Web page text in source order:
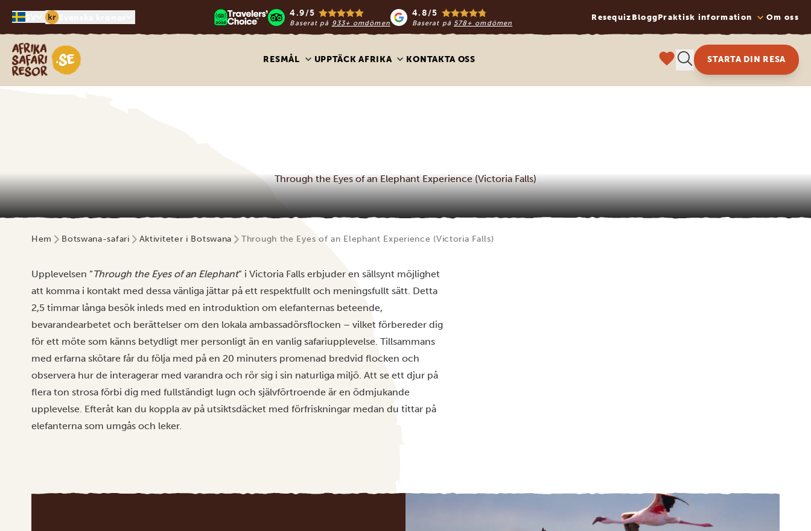
kr 4.9/5
Baserat på 933+ omdömen
4.8/5
Baserat på 578+ omdömen
Resequiz BloggPraktisk information Om oss
Safari-resor i Afrika
RESMÅL UPPTÄCK AFRIKA KONTAKTA OSS STARTA DIN RESA
Through the Eyes of an Elephant Experience (Victoria Falls)
Hem Botswana-safari Aktiviteter i Botswana Through the Eyes of an Elephant Experience (Victoria Falls)
Upplevelsen ”Through the Eyes of an Elephant” i Victoria Falls erbjuder en sällsynt möjlighet
att komma i kontakt med dessa vänliga jättar på ett respektfullt och meningsfullt sätt. Detta
2,5 timmar långa besök inleds med en introduktion om elefanternas beteende,
bevarandearbetet och berättelser om den lokala ambassadörsflocken – vilket förbereder dig
för ett möte som känns betydligt mer personligt än en vanlig safariupplevelse. Tillsammans
med erfarna skötare får du följa med på en 20 minuters promenad bredvid flocken och
observera hur de interagerar med varandra och rör sig i sin naturliga miljö. Att se ett djur på
flera ton strosa förbi dig med fullständigt lugn och självförtroende är en ödmjukande
upplevelse. Efteråt kan du koppla av på utsiktsdäcket med förfriskningar medan du tittar på
elefanterna som umgås och leker.